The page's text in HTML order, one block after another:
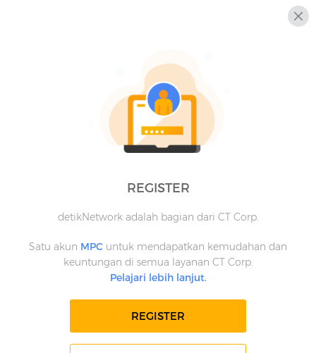
REGISTER
detikNetwork adalah bagian dari CT Corp.
Satu akun MPC untuk mendapatkan kemudahan dan
keuntungan di semua layanan CT Corp.
Pelajari lebih lanjut.
REGISTER